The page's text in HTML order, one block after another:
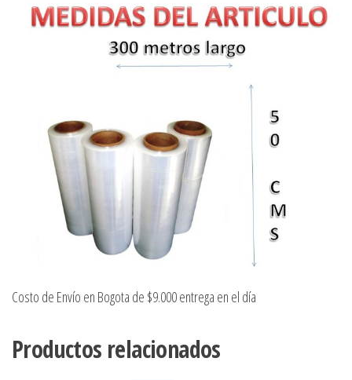
Costo de Envío en Bogota de $9.000 entrega en el día
Productos relacionados